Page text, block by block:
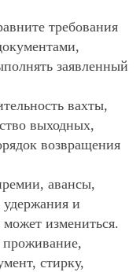
требования
заявленный
вахты,
выходных,
возвращения
авансы,
и
измениться.
стирку,